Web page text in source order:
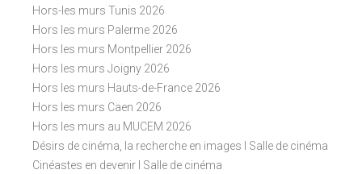
Hors-les murs Tunis 2026
Hors les murs Palerme 2026
Hors les murs Montpellier 2026
Hors les murs Joigny 2026
Hors les murs Hauts-de-France 2026
Hors les murs Caen 2026
Hors les murs au MUCEM 2026
Désirs de cinéma, la recherche en images I Salle de cinéma
Cinéastes en devenir I Salle de cinéma